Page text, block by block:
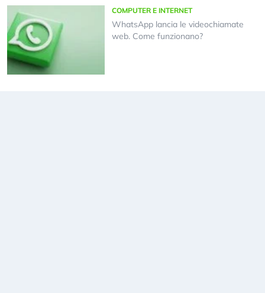
COMPUTER E INTERNET
WhatsApp lancia le videochiamate
web. Come funzionano?